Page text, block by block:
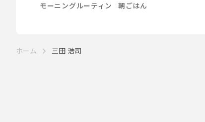
モーニングルーティン 朝ごはん
ホーム 三田 浩司